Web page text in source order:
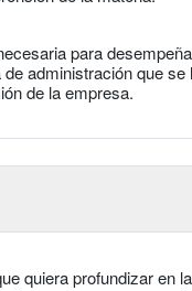
para
administración que se
de la empresa.
quiera profundizar en